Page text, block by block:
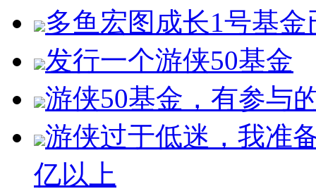
多鱼宏图成长1号基
发行一个游侠50基金
游侠50基金，有参与
游侠过于低迷，我准
亿以上